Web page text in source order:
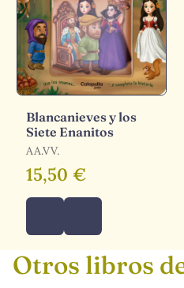
Blancanieves y los
Siete Enanitos
AA.VV.
15,50 €
Otros libros